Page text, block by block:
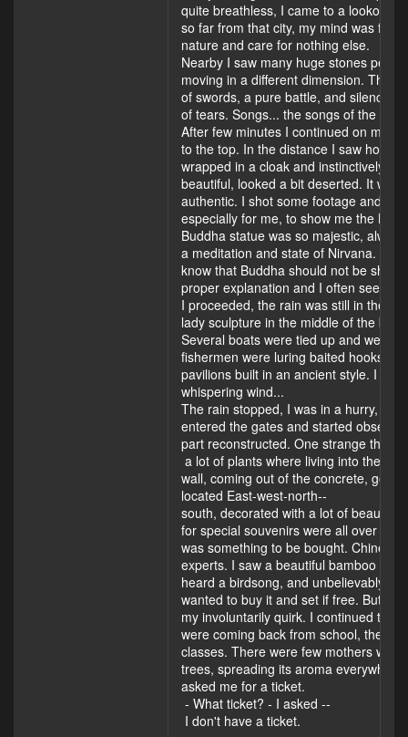
quite breathless, I came to a lookout
so far from that city, my mind was
nature and care for nothing else.
Nearby I saw many huge stones
moving in a different dimension.
of swords, a pure battle, and silence.
of tears. Songs... the songs of the
After few minutes I continued on my
to the top. In the distance I saw
wrapped in a cloak and instinctively
beautiful, looked a bit deserted. It
authentic. I shot some footage and
especially for me, to show me the
Buddha statue was so majestic,
a meditation and state of Nirvana. I
know that Buddha should not be shot,
proper explanation and I often see
I proceeded, the rain was still in the
lady sculpture in the middle of the
Several boats were tied up and were
fishermen were luring baited hooks
pavilions built in an ancient style. I
whispering wind...
The rain stopped, I was in a hurry, as
entered the gates and started
part reconstructed. One strange thing
a lot of plants where living into the
wall, coming out of the concrete,
located East­-west-­north-­
south, decorated with a lot of beautiful
for special souvenirs were all over the
was something to be bought. Chinese
experts. I saw a beautiful bamboo
heard a birdsong, and unbelievably
wanted to buy it and set if free. But
my involuntarily quirk. I continued the
were coming back from school, they
classes. There were few mothers who
trees, spreading its aroma
asked me for a ticket.
­ - What ticket? ­- I asked -­
I don't have a ticket.